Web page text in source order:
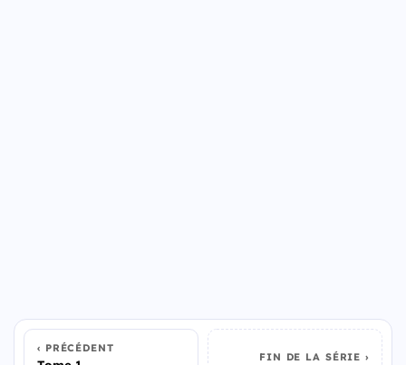
PRÉCÉDENT
FIN DE LA SÉRIE